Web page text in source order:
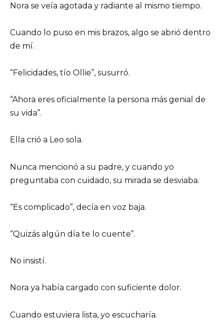
Nora se veía agotada y radiante al mismo tiempo.
Cuando lo puso en mis brazos, algo se abrió dentro
de mí.
“Felicidades, tío Ollie”, susurró.
“Ahora eres oficialmente la persona más genial de
su vida”.
Ella crió a Leo sola.
Nunca mencionó a su padre, y cuando yo
preguntaba con cuidado, su mirada se desviaba.
“Es complicado”, decía en voz baja.
“Quizás algún día te lo cuente”.
No insistí.
Nora ya había cargado con suficiente dolor.
Cuando estuviera lista, yo escucharía.